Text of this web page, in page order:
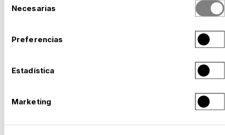
deNecesarias
Preferencias
Estadística
Marketing